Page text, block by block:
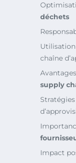
déchets
chaîne
supply
Impact